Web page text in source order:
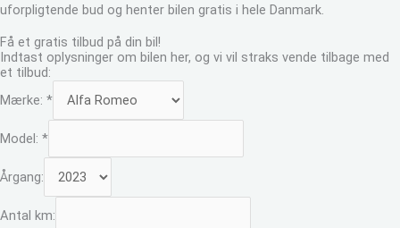
uforpligtende bud og henter bilen gratis i hele Danmark.
Få et gratis tilbud på din bil!
Indtast oplysninger om bilen her, og vi vil straks vende tilbage med
et tilbud:
Mærke: *
Model: *
Årgang:
Antal km: